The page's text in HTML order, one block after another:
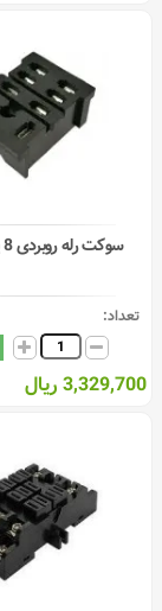
سوکت رله روبردی 8 پایه 3 ردیف
تعداد:
3,329,700 ریال